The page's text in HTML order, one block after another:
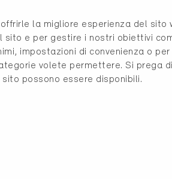
Nuova
Abitazioni PF
ZH-345-ECO,
la migliore esperienza del sito
sito e per gestire i nostri obiettivi
impostazioni di convenienza o
volete permettere. Si prega
possono essere disponibili.